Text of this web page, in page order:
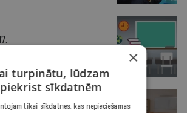
labāk
×
turpinātu, lūdzam
piekrist sīkdatnēm
tikai sīkdatnes, kas nepieciešamas